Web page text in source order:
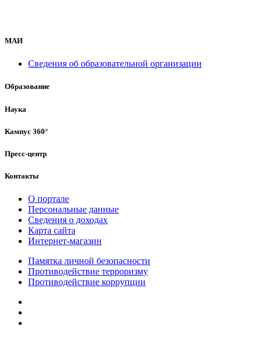
МАИ
Сведения об образовательной организации
Образование
Наука
Кампус 360°
Пресс-центр
Контакты
О портале
Персональные данные
Сведения о доходах
Карта сайта
Интернет-магазин
Памятка личной безопасности
Противодействие терроризму
Противодействие коррупции